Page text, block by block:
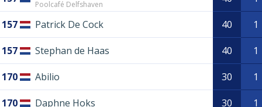
Poolcafé Delfshaven
157 Patrick De Cock 40 1
157 Stephan de Haas 40 1
170 Abilio 30 1
170 Daphne Hoks 30 1